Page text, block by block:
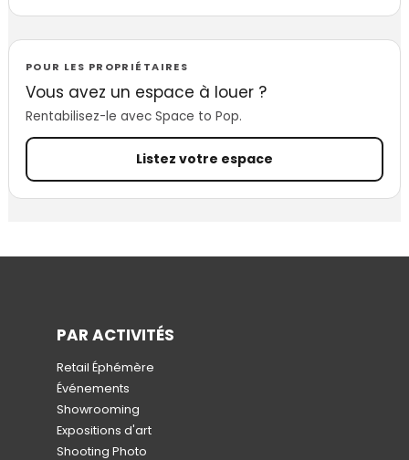
POUR LES PROPRIÉTAIRES
Vous avez un espace à louer ?
Rentabilisez-le avec Space to Pop.
Listez votre espace
PAR ACTIVITÉS
Retail Éphémère
Événements
Showrooming
Expositions d'art
Shooting Photo